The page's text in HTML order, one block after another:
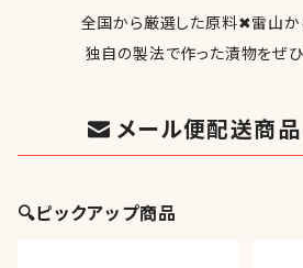
全国から厳選した原料✖雷山
独自の製法で作った漬物をぜ
メール便配送商
🔍ピックアップ商品